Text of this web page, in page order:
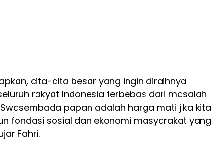
cita-cita besar yang ingin diraihnya
rakyat Indonesia terbebas dari masalah
papan adalah harga mati jika kita
fondasi sosial dan ekonomi masyarakat yang
Fahri.